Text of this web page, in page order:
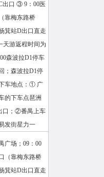
出口 ③ 9：00医
靠梅东路桥
箕站D出口直走
天游返程时间为
森波拉D1停车
；森波拉D1停
车地点：① 广
的下车点琶洲
口；②番禺上车
发街星力一
广场；09：00
（靠梅东路桥
箕站D出口直走